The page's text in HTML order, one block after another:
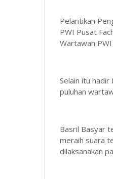
Pelantikan
PWI Pusat
Wartawan
Selain itu
puluhan
Basril Basyar
meraih suara
dilaksanakan